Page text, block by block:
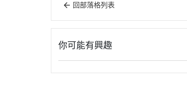
回部落格列表
你可能有興趣